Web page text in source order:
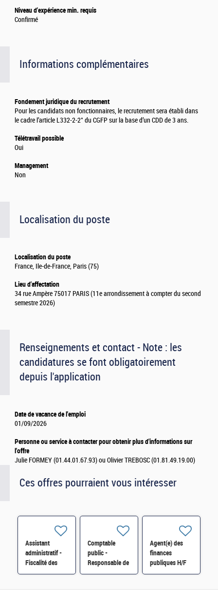
Niveau d'expérience min. requis
Confirmé
Informations complémentaires
Fondement juridique du recrutement
Pour les candidats non fonctionnaires, le recrutement sera établi dans
le cadre l’article L332-2-2° du CGFP sur la base d’un CDD de 3 ans.
Télétravail possible
Oui
Management
Non
Localisation du poste
Localisation du poste
France, Ile-de-France, Paris (75)
Lieu d'affectation
34 rue Ampère 75017 PARIS (11e arrondissement à compter du second
semestre 2026)
Renseignements et contact - Note : les
candidatures se font obligatoirement
depuis l'application
Date de vacance de l'emploi
01/09/2026
Personne ou service à contacter pour obtenir plus d'informations sur
l'offre
Julie FORMEY (01.44.01.67.93) ou Olivier TREBOSC (01.81.49.19.00)
Ces offres pourraient vous intéresser
Assistant
administratif -
Fiscalité des
particuliers SIP
Comptable
public -
Responsable de
la trésorerie
Agent(e) des
finances
publiques H/F